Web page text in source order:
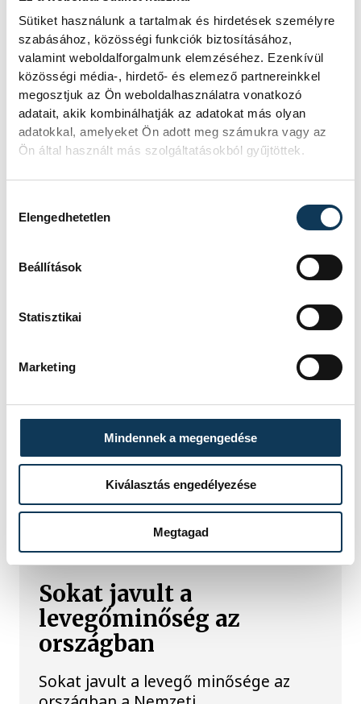
Sütiket használunk a tartalmak és hirdetések személyre
szabásához, közösségi funkciók biztosításához,
valamint weboldalforgalmunk elemzéséhez. Ezenkívül
közösségi média-, hirdető- és elemező partnereinkkel
megosztjuk az Ön weboldalhasználatra vonatkozó
adatait, akik kombinálhatják az adatokat más olyan
adatokkal, amelyeket Ön adott meg számukra vagy az
Ön által használt más szolgáltatásokból gyűjtöttek.
Elengedhetetlen
Beállítások
Statisztikai
Marketing
Mindennek a megengedése
Kiválasztás engedélyezése
Megtagad
TOVÁBBI CIKKEK
Sokat javult a
levegőminőség az
országban
Sokat javult a levegő minősége az